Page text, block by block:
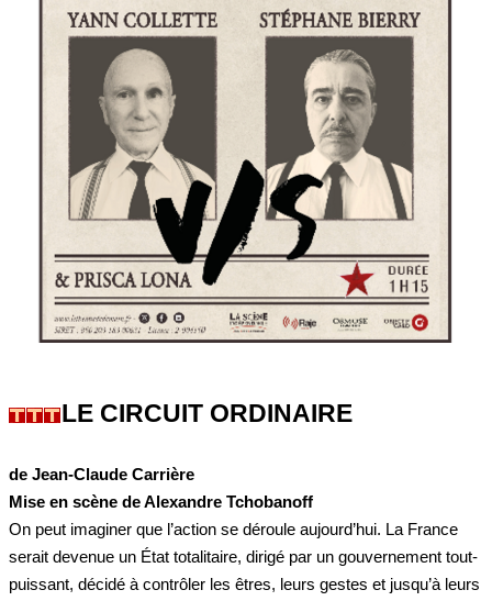
LE CIRCUIT ORDINAIRE
de Jean-Claude Carrière
Mise en scène de Alexandre Tchobanoff
On peut imaginer que l’action se déroule aujourd’hui. La France
serait devenue un État totalitaire, dirigé par un gouvernement tout-
puissant, décidé à contrôler les êtres, leurs gestes et jusqu’à leurs